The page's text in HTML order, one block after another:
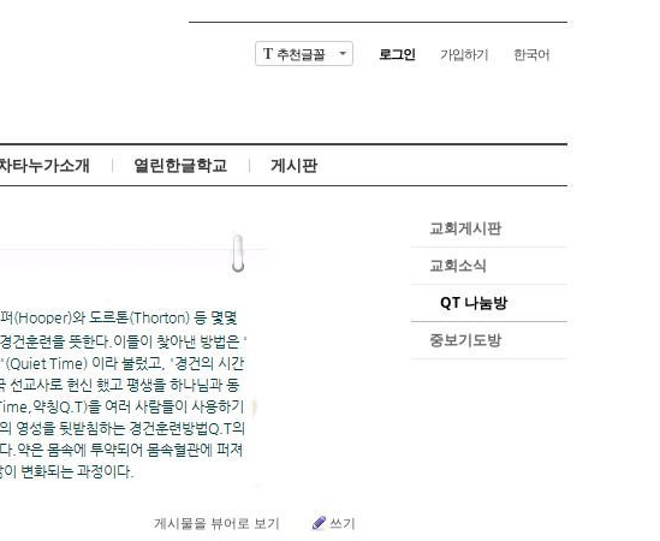
T 추천글꼴 로그인 가입하기 한국어
타누가소개 열린한글학교 게시판
교회게시판
교회소식
QT 나눔방
중보기도방
게시물을 뷰어로 보기 쓰기